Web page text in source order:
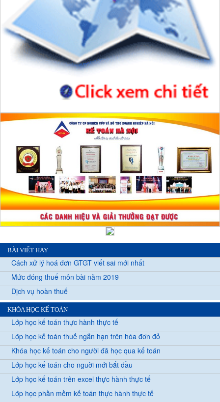
BÀI VIẾT HAY
Cách xử lý hoá đơn GTGT viết sai mới nhất
Mức đóng thuế môn bài năm 2019
Dịch vụ hoàn thuế
KHÓA HỌC KẾ TOÁN
Lớp học kế toán thực hành thực tế
Lớp học kế toán thuế ngắn hạn trên hóa đơn đỏ
Khóa học kế toán cho người đã học qua kế toán
Lớp học kế toán cho nguời mới bắt đầu
Lớp học kế toán trên excel thực hành thực tế
Lớp học phần mềm kế toán thực hành thực tế